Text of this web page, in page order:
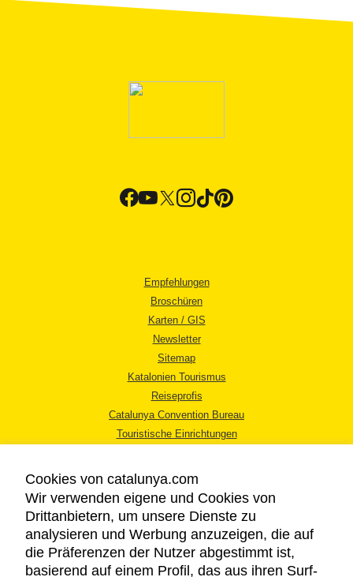
Empfehlungen
Broschüren
Karten / GIS
Newsletter
Sitemap
Katalonien Tourismus
Reiseprofis
Catalunya Convention Bureau
Touristische Einrichtungen
RECHTLICHER HINWEIS
Cookies von catalunya.com
Wir verwenden eigene und Cookies von
Drittanbietern, um unsere Dienste zu
analysieren und Werbung anzuzeigen, die auf
die Präferenzen der Nutzer abgestimmt ist,
basierend auf einem Profil, das aus ihren Surf-